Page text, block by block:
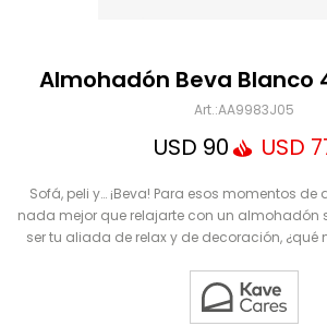
Almohadón Beva Blanco
AA9983J05
USD 90 USD
Sofá, peli y… ¡Beva! Para esos momentos
nada mejor que relajarte con un almohadón
ser tu aliada de relax y de decoración, ¿qué